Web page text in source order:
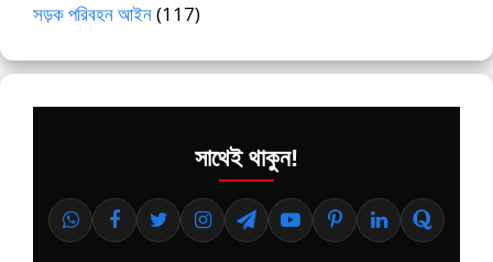
সড়ক পরিবহন আইন(117)
সাথেই থাকুন!